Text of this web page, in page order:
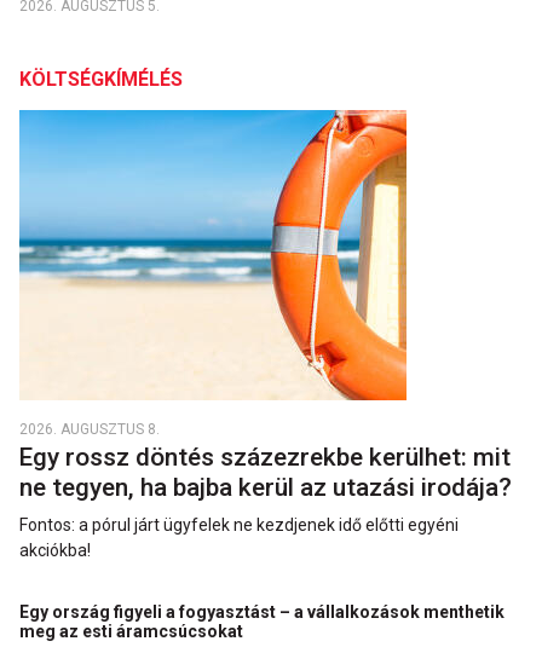
2026. AUGUSZTUS 5.
KÖLTSÉGKÍMÉLÉS
2026. AUGUSZTUS 8.
Egy rossz döntés százezrekbe kerülhet: mit
ne tegyen, ha bajba kerül az utazási irodája?
Fontos: a pórul járt ügyfelek ne kezdjenek idő előtti egyéni
akciókba!
Egy ország figyeli a fogyasztást – a vállalkozások menthetik
meg az esti áramcsúcsokat